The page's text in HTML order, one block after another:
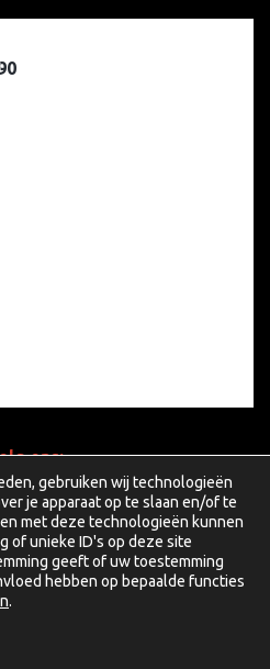
ons:
facebook
linkedin
youtube
Audio Solutions B.V.
gebruiken wij technologieën
je apparaat op te slaan en/of te
met deze technologieën kunnen
of unieke ID's op deze site
geeft of uw toestemming
hebben op bepaalde functies
.